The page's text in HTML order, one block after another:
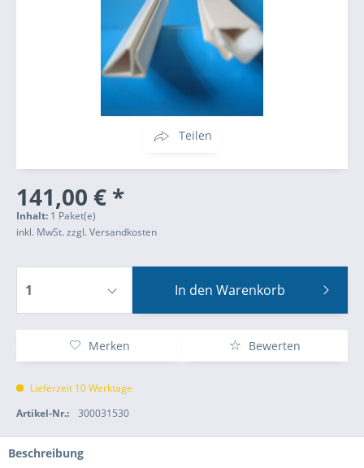
Teilen
141,00 € *
Inhalt: 1 Paket(e)
inkl. MwSt.zzgl. Versandkosten
In den Warenkorb
Merken Bewerten
Lieferzeit 10 Werktage
Artikel-Nr.:
300031530
Beschreibung